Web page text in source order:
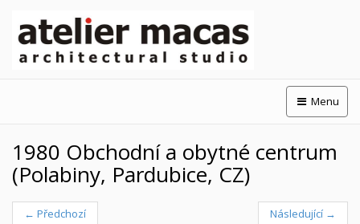
Menu
1980 Obchodní a obytné centrum
(Polabiny, Pardubice, CZ)
← Předchozí Následující →